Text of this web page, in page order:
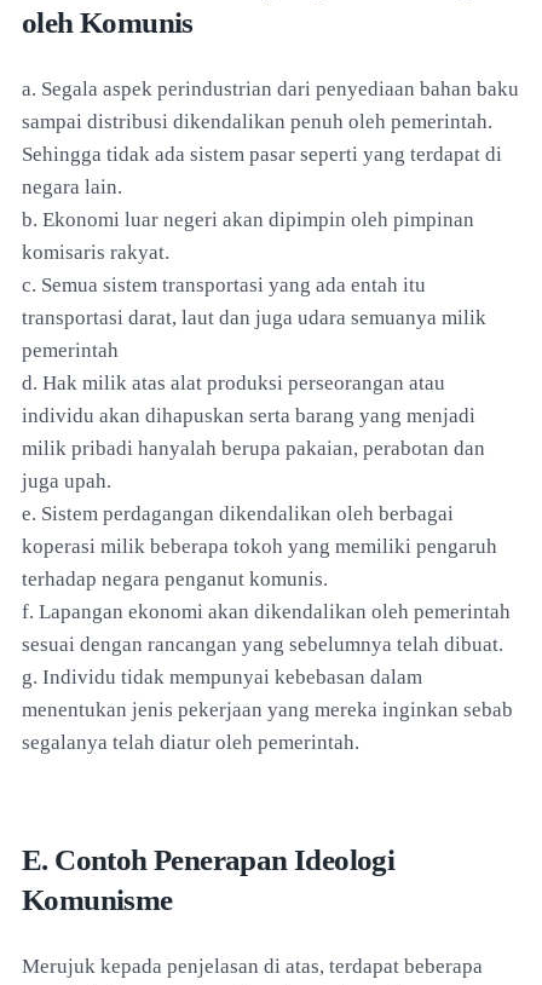
oleh Komunis
a. Segala aspek perindustrian dari penyediaan bahan baku
sampai distribusi dikendalikan penuh oleh pemerintah.
Sehingga tidak ada sistem pasar seperti yang terdapat di
negara lain.
b. Ekonomi luar negeri akan dipimpin oleh pimpinan
komisaris rakyat.
c. Semua sistem transportasi yang ada entah itu
transportasi darat, laut dan juga udara semuanya milik
pemerintah
d. Hak milik atas alat produksi perseorangan atau
individu akan dihapuskan serta barang yang menjadi
milik pribadi hanyalah berupa pakaian, perabotan dan
juga upah.
e. Sistem perdagangan dikendalikan oleh berbagai
koperasi milik beberapa tokoh yang memiliki pengaruh
terhadap negara penganut komunis.
f. Lapangan ekonomi akan dikendalikan oleh pemerintah
sesuai dengan rancangan yang sebelumnya telah dibuat.
g. Individu tidak mempunyai kebebasan dalam
menentukan jenis pekerjaan yang mereka inginkan sebab
segalanya telah diatur oleh pemerintah.
E. Contoh Penerapan Ideologi
Komunisme
Merujuk kepada penjelasan di atas, terdapat beberapa